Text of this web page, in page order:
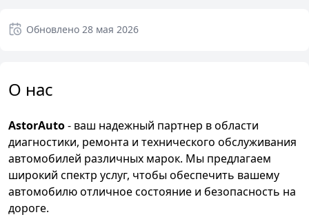
Обновлено 28 мая 2026
О нас
AstorAuto- ваш надежный партнер в области
диагностики, ремонта и технического обслуживания
автомобилей различных марок. Мы предлагаем
широкий спектр услуг, чтобы обеспечить вашему
автомобилю отличное состояние и безопасность на
дороге.